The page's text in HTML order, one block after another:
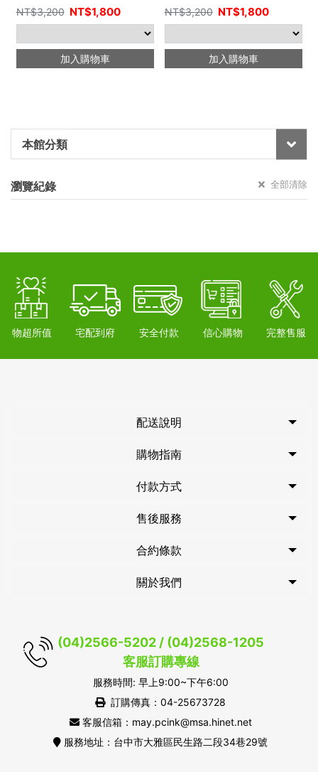
本館分類
瀏覽紀錄 全部清除
NT$3,200 NT$1,800
加入購物車
NT$3,200 NT$1,800
加入購物車
物超所值 宅配到府 安全付款 信心購物 完整售服
配送說明
購物指南
付款方式
售後服務
合約條款
關於我們
(04)2566-5202 / (04)2568-1205
客服訂購專線
服務時間: 早上9:00~下午6:00
訂購傳真：04-25673728
客服信箱：may.pcink@msa.hinet.net
服務地址：台中市大雅區民生路二段34巷29號